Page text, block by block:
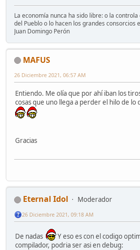
La economía nunca ha sido libre: o la
del Pueblo o lo hacen los grandes consorcios
Juan Domingo Perón
MAFUS
26 Diciembre 2021, 06:57 AM
Entiendo. Me olía que por ahí iban los
cosas que uno llega a perder el hilo de lo
Gracias
Eternal Idol
Moderador
26 Diciembre 2021, 09:18 AM
De nadas
Y eso es con el codigo
compilador, podria ser asi en debug: